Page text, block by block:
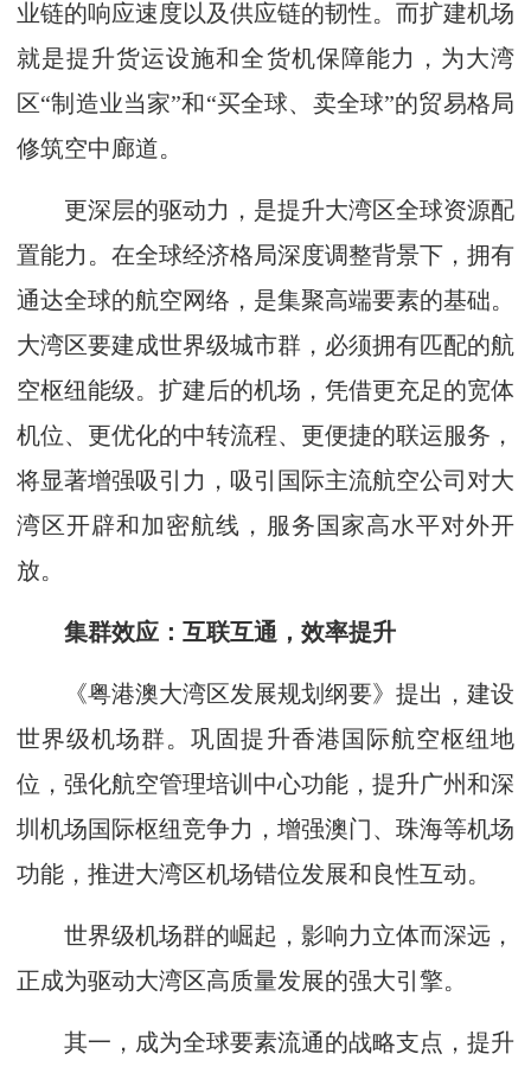
业链的响应速度以及供应链的韧性。而扩建机场
就是提升货运设施和全货机保障能力，为大湾
区“制造业当家”和“买全球、卖全球”的贸易格局
修筑空中廊道。
更深层的驱动力，是提升大湾区全球资源配
置能力。在全球经济格局深度调整背景下，拥有
通达全球的航空网络，是集聚高端要素的基础。
大湾区要建成世界级城市群，必须拥有匹配的航
空枢纽能级。扩建后的机场，凭借更充足的宽体
机位、更优化的中转流程、更便捷的联运服务，
将显著增强吸引力，吸引国际主流航空公司对大
湾区开辟和加密航线，服务国家高水平对外开
放。
集群效应：互联互通，效率提升
《粤港澳大湾区发展规划纲要》提出，建设
世界级机场群。巩固提升香港国际航空枢纽地
位，强化航空管理培训中心功能，提升广州和深
圳机场国际枢纽竞争力，增强澳门、珠海等机场
功能，推进大湾区机场错位发展和良性互动。
世界级机场群的崛起，影响力立体而深远，
正成为驱动大湾区高质量发展的强大引擎。
其一，成为全球要素流通的战略支点，提升